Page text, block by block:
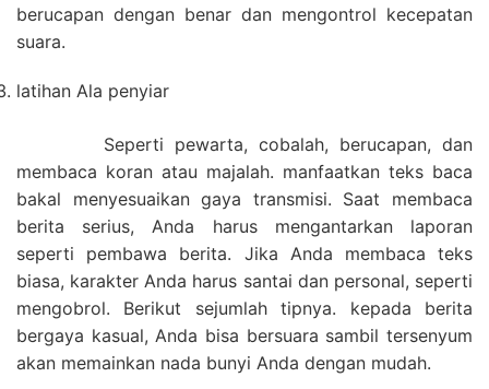
berucapan dengan benar dan mengontrol kecepatan
suara.
latihan Ala penyiar
Seperti pewarta, cobalah, berucapan, dan
membaca koran atau majalah. manfaatkan teks baca
bakal menyesuaikan gaya transmisi. Saat membaca
berita serius, Anda harus mengantarkan laporan
seperti pembawa berita. Jika Anda membaca teks
biasa, karakter Anda harus santai dan personal, seperti
mengobrol. Berikut sejumlah tipnya. kepada berita
bergaya kasual, Anda bisa bersuara sambil tersenyum
akan memainkan nada bunyi Anda dengan mudah.